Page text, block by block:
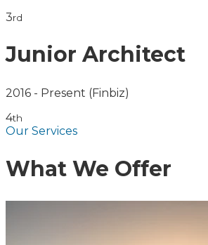
3rd
Junior Architect
2016 - Present (Finbiz)
4th
Our Services
What We Offer